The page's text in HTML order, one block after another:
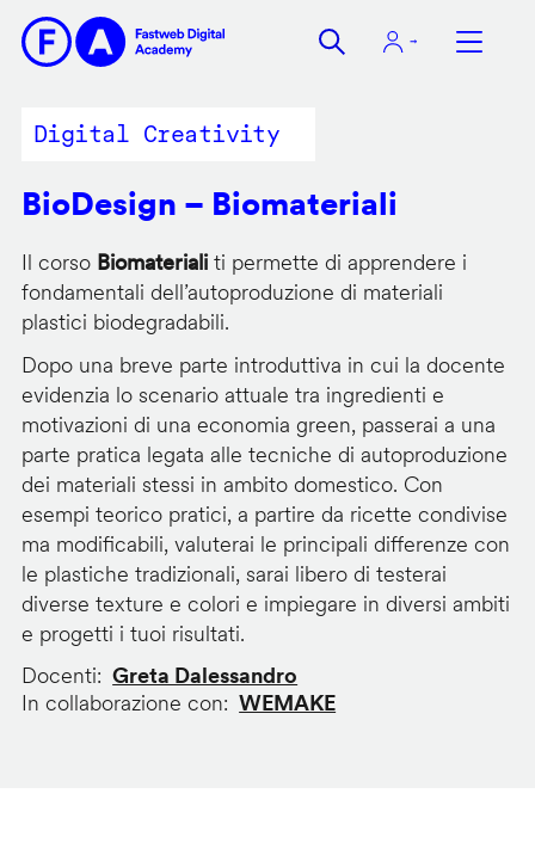
contenuto
Digital Creativity
BioDesign – Biomateriali
Il corso Biomaterialiti permette di apprendere i
fondamentali dell’autoproduzione di materiali
plastici biodegradabili.
Dopo una breve parte introduttiva in cui la docente
evidenzia lo scenario attuale tra ingredienti e
motivazioni di una economia green, passerai a una
parte pratica legata alle tecniche di autoproduzione
dei materiali stessi in ambito domestico. Con
esempi teorico pratici, a partire da ricette condivise
ma modificabili, valuterai le principali differenze con
le plastiche tradizionali, sarai libero di testerai
diverse texture e colori e impiegare in diversi ambiti
e progetti i tuoi risultati.
Docenti
Greta Dalessandro
In collaborazione con
WEMAKE